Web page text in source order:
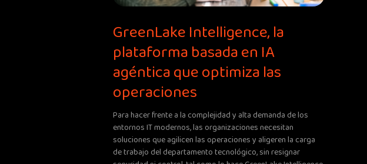
GreenLake Intelligence, la
plataforma basada en IA
agéntica que optimiza las
operaciones
Para hacer frente a la complejidad y alta demanda de los
entornos IT modernos, las organizaciones necesitan
soluciones que agilicen las operaciones y aligeren la carga
de trabajo del departamento tecnológico, sin resignar